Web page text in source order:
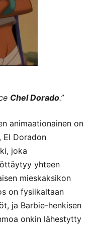
Chel Dorado.”
animaationainen on
El Doradon
joka
yhteen
mieskaksikon
on fysiikaltaan
ja Barbie-henkisen
onkin lähestytty